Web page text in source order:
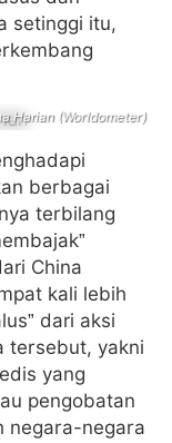
setinggi itu,
Harian (Worldometer)
berbagai
terbilang
China
kali lebih
dari aksi
tersebut, yakni
yang
pengobatan
negara-negara